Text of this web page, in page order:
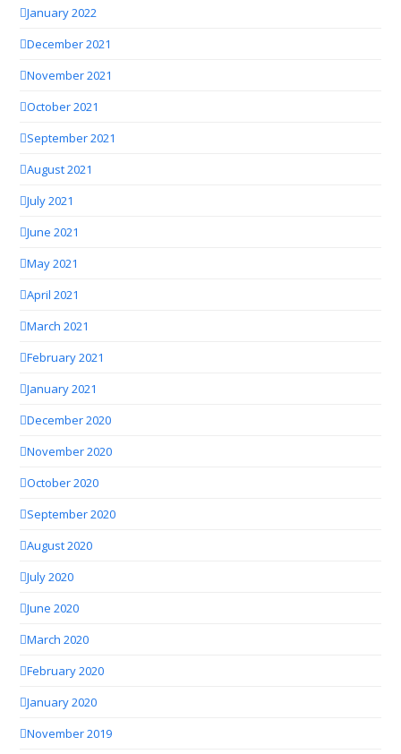
January 2022
December 2021
November 2021
October 2021
September 2021
August 2021
July 2021
June 2021
May 2021
April 2021
March 2021
February 2021
January 2021
December 2020
November 2020
October 2020
September 2020
August 2020
July 2020
June 2020
March 2020
February 2020
January 2020
November 2019